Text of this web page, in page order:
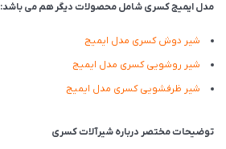
مدل ایمیج کسری شامل محصولات دیگر هم می باشد:
شیر دوش کسری مدل ایمیج
شیر روشویی کسری مدل ایمیج
شیر ظرفشویی کسری مدل ایمیج
توضیحات مختصر درباره شیرآلات کسری